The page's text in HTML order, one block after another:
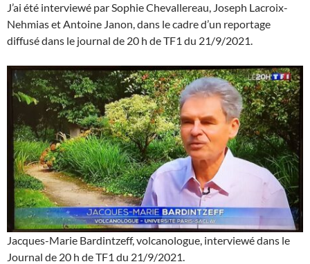
J’ai été interviewé par Sophie Chevallereau, Joseph Lacroix-
Nehmias et Antoine Janon, dans le cadre d’un reportage
diffusé dans le journal de 20 h de TF1 du 21/9/2021.
Jacques-Marie Bardintzeff, volcanologue, interviewé dans le
Journal de 20 h de TF1 du 21/9/2021.